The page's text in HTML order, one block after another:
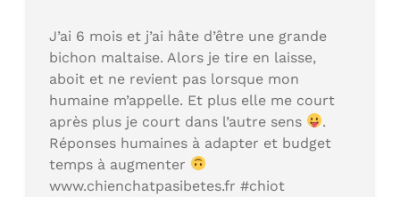
J’ai 6 mois et j’ai hâte d’être une grande
bichon maltaise. Alors je tire en laisse,
aboit et ne revient pas lorsque mon
humaine m’appelle. Et plus elle me court
après plus je court dans l’autre sens
.
Réponses humaines à adapter et budget
temps à augmenter
www.chienchatpasibetes.fr #chiot